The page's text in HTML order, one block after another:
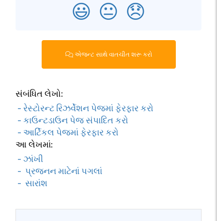
😃 😐 😞
એજન્ટ સાથે વાતચીત શરૂ કરો
સંબંધિત લેખો:
- રેસ્ટોરન્ટ રિઝર્વેશન પેજમાં ફેરફાર કરો
- કાઉન્ટડાઉન પેજ સંપાદિત કરો
- આર્ટિકલ પેજમાં ફેરફાર કરો
આ લેખમાં:
- ઝાંખી
- પ્રજનન માટેનાં પગલાં
- સારાંશ